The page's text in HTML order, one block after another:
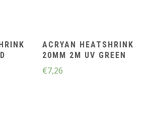
ACRYAN HEATSHRINK
20MM 2M UV GREEN
€7,26